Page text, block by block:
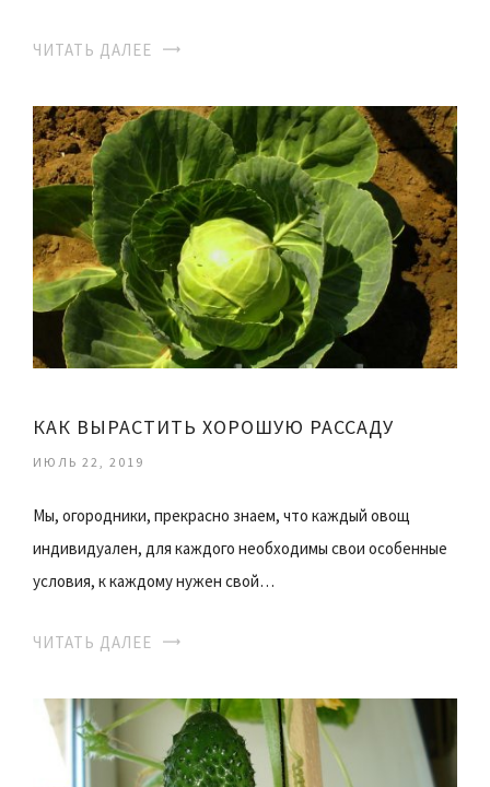
ЧИТАТЬ ДАЛЕЕ
КАК ВЫРАСТИТЬ ХОРОШУЮ РАССАДУ
ИЮЛЬ 22, 2019
Мы, огородники, прекрасно знаем, что каждый овощ
индивидуален, для каждого необходимы свои особенные
условия, к каждому нужен свой…
ЧИТАТЬ ДАЛЕЕ